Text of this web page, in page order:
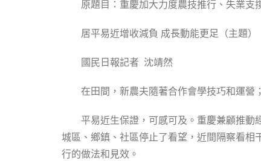
原題目：重慶加大力度農技推行、失業支
居平易近增收減負 成長動能更足（主題）
國民日報記者 沈靖然
在田間，新農夫隨著合作會學技巧和運
平易近生保證，可感可及。重慶兼顧推動
城區、鄉鎮、社區停止了看望，近間隔察看
行的做法和見效。